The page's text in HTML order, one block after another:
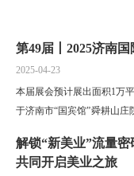
第49届丨2025济南
2025-04-23
本届展会预计展出面积1万
于济南市“国宾馆”舜耕山
解锁“新美业”流量
共同开启美业之旅